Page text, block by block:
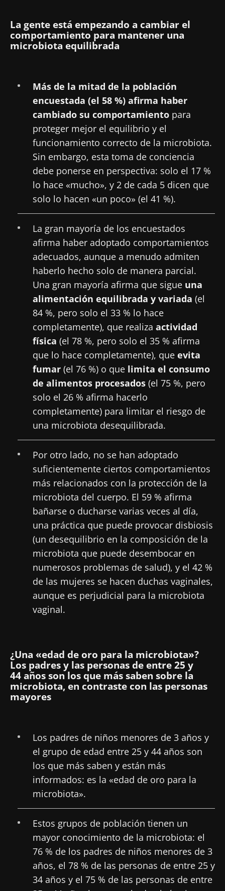
La gente está empezando a cambiar el
comportamiento para mantener una
microbiota equilibrada
Más de la mitad de la población
encuestada (el 58 %) afirma haber
cambiado su comportamiento para
proteger mejor el equilibrio y el
funcionamiento correcto de la microbiota.
Sin embargo, esta toma de conciencia
debe ponerse en perspectiva: solo el 17 %
lo hace «mucho», y 2 de cada 5 dicen que
solo lo hacen «un poco» (el 41 %).
La gran mayoría de los encuestados
afirma haber adoptado comportamientos
adecuados, aunque a menudo admiten
haberlo hecho solo de manera parcial.
Una gran mayoría afirma que sigue una
alimentación equilibrada y variada (el
84 %, pero solo el 33 % lo hace
completamente), que realiza actividad
física (el 78 %, pero solo el 35 % afirma
que lo hace completamente), que evita
fumar (el 76 %) o que limita el consumo
de alimentos procesados (el 75 %, pero
solo el 26 % afirma hacerlo
completamente) para limitar el riesgo de
una microbiota desequilibrada.
Por otro lado, no se han adoptado
suficientemente ciertos comportamientos
más relacionados con la protección de la
microbiota del cuerpo. El 59 % afirma
bañarse o ducharse varias veces al día,
una práctica que puede provocar disbiosis
(un desequilibrio en la composición de la
microbiota que puede desembocar en
numerosos problemas de salud), y el 42 %
de las mujeres se hacen duchas vaginales,
aunque es perjudicial para la microbiota
vaginal.
¿Una «edad de oro para la microbiota»?
Los padres y las personas de entre 25 y
44 años son los que más saben sobre la
microbiota, en contraste con las personas
mayores
Los padres de niños menores de 3 años y
el grupo de edad entre 25 y 44 años son
los que más saben y están más
informados: es la «edad de oro para la
microbiota».
Estos grupos de población tienen un
mayor conocimiento de la microbiota: el
76 % de los padres de niños menores de 3
años, el 78 % de las personas de entre 25 y
34 años y el 75 % de las personas de entre
Mantenerse informado
Únase a la comunidad de la microbiota para
profesionales sanitarios y reciba el
¡No se vaya tan rápido!
Únase a la comunidad de la microbiota para
profesionales sanitarios y reciba el
"Microbiota Digest" y el "HCP Magazine" que
microbiota.